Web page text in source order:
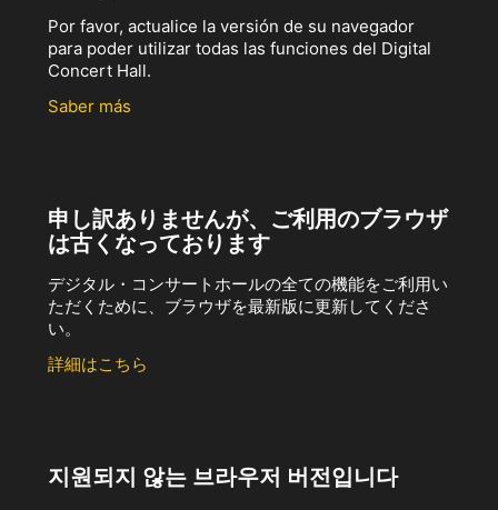
Por favor, actualice la versión de su navegador
para poder utilizar todas las funciones del Digital
Concert Hall.
Saber más
申し訳ありませんが、ご利用のブラウザ
は古くなっております
デジタル・コンサートホールの全ての機能をご利用い
ただくために、ブラウザを最新版に更新してくださ
い。
詳細はこちら
지원되지 않는 브라우저 버전입니다